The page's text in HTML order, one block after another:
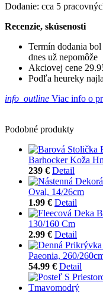
Dodanie: cca 5
Recenzie, skúsenosti
Termín dodania
dnes už nepomôže
Akciovej cene
Podľa heureky
info_outline Viac info o
Podobné produkty
Barhocker Koža
239 € Detail
Oval, 14/26cm
1.99 € Detail
130/160 Cm
2.99 € Detail
Paeonia, 260/
54.99 € Detail